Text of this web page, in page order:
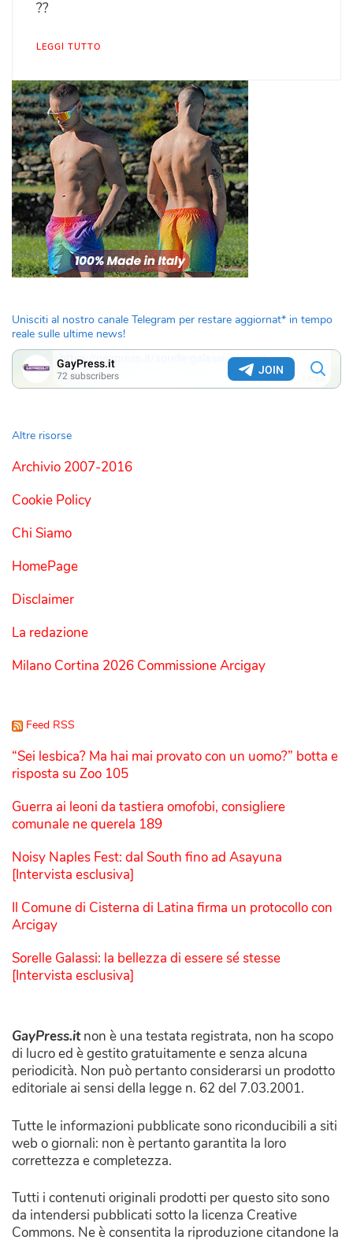
??
LEGGI TUTTO
Unisciti al nostro canale Telegram per restare aggiornat* in tempo
reale sulle ultime news!
Altre risorse
Archivio 2007-2016
Cookie Policy
Chi Siamo
HomePage
Disclaimer
La redazione
Milano Cortina 2026 Commissione Arcigay
Feed RSS
“Sei lesbica? Ma hai mai provato con un uomo?” botta e
risposta su Zoo 105
Guerra ai leoni da tastiera omofobi, consigliere
comunale ne querela 189
Noisy Naples Fest: dal South fino ad Asayuna
[Intervista esclusiva]
Il Comune di Cisterna di Latina firma un protocollo con
Arcigay
Sorelle Galassi: la bellezza di essere sé stesse
[Intervista esclusiva]
GayPress.itnon è una testata registrata, non ha scopo
di lucro ed è gestito gratuitamente e senza alcuna
periodicità. Non può pertanto considerarsi un prodotto
editoriale ai sensi della legge n. 62 del 7.03.2001.
Tutte le informazioni pubblicate sono riconducibili a siti
web o giornali: non è pertanto garantita la loro
correttezza e completezza.
Tutti i contenuti originali prodotti per questo sito sono
da intendersi pubblicati sotto la licenza Creative
Commons. Ne è consentita la riproduzione citandone la